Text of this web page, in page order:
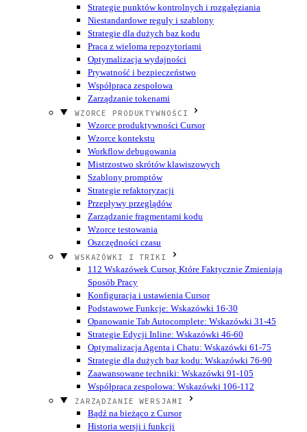
Strategie punktów kontrolnych i rozgałęziania
Niestandardowe reguły i szablony
Strategie dla dużych baz kodu
Praca z wieloma repozytoriami
Optymalizacja wydajności
Prywatność i bezpieczeństwo
Współpraca zespołowa
Zarządzanie tokenami
WZORCE PRODUKTYWNOŚCI
Wzorce produktywności Cursor
Wzorce kontekstu
Workflow debugowania
Mistrzostwo skrótów klawiszowych
Szablony promptów
Strategie refaktoryzacji
Przepływy przeglądów
Zarządzanie fragmentami kodu
Wzorce testowania
Oszczędności czasu
WSKAZÓWKI I TRIKI
112 Wskazówek Cursor, Które Faktycznie Zmieniają
Sposób Pracy
Konfiguracja i ustawienia Cursor
Podstawowe Funkcje: Wskazówki 16-30
Opanowanie Tab Autocomplete: Wskazówki 31-45
Strategie Edycji Inline: Wskazówki 46-60
Optymalizacja Agenta i Chatu: Wskazówki 61-75
Strategie dla dużych baz kodu: Wskazówki 76-90
Zaawansowane techniki: Wskazówki 91-105
Współpraca zespołowa: Wskazówki 106-112
ZARZĄDZANIE WERSJAMI
Bądź na bieżąco z Cursor
Historia wersji i funkcji